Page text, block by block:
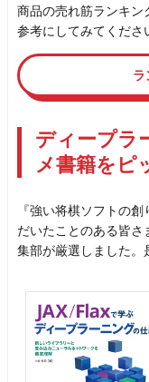
商品の売れ筋ランキン
参考にしてみてくださ
ラ
ディープラ
メ書籍をピ
『強い将棋ソフトの
だいたことのある皆
集部が厳選しました。